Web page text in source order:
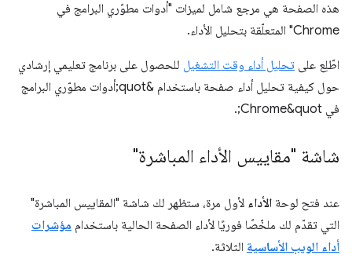
هذه الصفحة هي مرجع شامل لميزات "أدوات مطوّري البرامج في
Chrome" المتعلّقة بتحليل الأداء.
اطّلِع على تحليل أداء وقت التشغيل للحصول على برنامج تعليمي إرشادي
حول كيفية تحليل أداء صفحة باستخدام &quot;أدوات مطوّري البرامج
في Chrome&quot;.
شاشة "مقاييس الأداء المباشرة"
عند فتح لوحة الأداء لأول مرة، ستظهر لك شاشة "المقاييس المباشرة"
التي تقدّم لك ملخّصًا فوريًا لأداء الصفحة الحالية باستخدام مؤشرات
أداء الويب الأساسية الثلاثة.